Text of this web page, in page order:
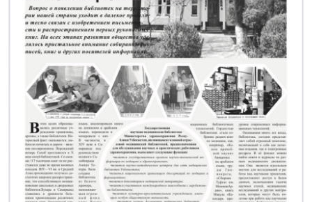
Периодические издания
Фотогалерея
Медики Узбекистана
Статистика
PDF-translator